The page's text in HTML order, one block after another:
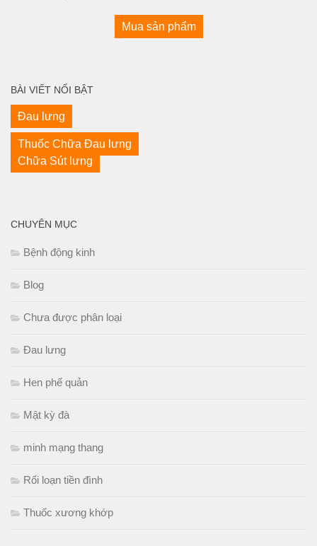
Mua sản phẩm
BÀI VIẾT NỔI BẬT
Đau lưng
Thuốc Chữa Đau lưng
Chữa Sút lưng
CHUYÊN MỤC
Bệnh động kinh
Blog
Chưa được phân loại
Đau lưng
Hen phế quản
Mật kỳ đà
minh mạng thang
Rối loạn tiền đình
Thuốc xương khớp